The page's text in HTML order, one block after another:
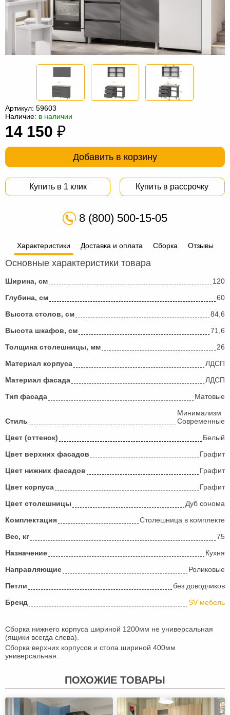
мебель
Столы
компьютер
для
Мебель
мешки
Мебель
из
ротанга
Садовая
мебель
Косметологическое
оборудование
Артикул: 59603
Наличие: в наличии
14 150 ₽
Добавить в корзину
Купить в 1 клик Купить в рассрочку
8 (800) 500-15-05
Характеристики Доставка и оплата Сборка Отзывы
Основные характеристики товара
Ширина, см
120
Глубина, см
60
Высота столов, см
84,6
Высота шкафов, см
71,6
Толщина столешницы, мм
26
Материал корпуса
ЛДСП
Материал фасада
ЛДСП
Тип фасада
Матовые
Стиль
Минимализм
Современные
Цвет (оттенок)
Белый
Цвет верхних фасадов
Графит
Цвет нижних фасадов
Графит
Цвет корпуса
Графит
Цвет столешницы
Дуб сонома
Комплектация
Столешница в комплекте
Вес, кг
75
Назначение
Кухня
Направляющие
Роликовые
Петли
без доводчиков
Бренд
SV мебель
Сборка нижнего корпуса шириной 1200мм не универсальная
(ящики всегда слева).
Сборка верхних корпусов и стола шириной 400мм
универсальная.
ПОХОЖИЕ ТОВАРЫ